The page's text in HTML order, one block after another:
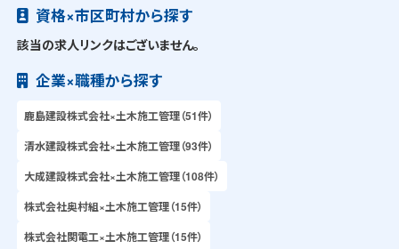
資格×市区町村から探す
該当の求人リンクはございません。
企業×職種から探す
鹿島建設株式会社×土木施工管理（51件）
清水建設株式会社×土木施工管理（93件）
大成建設株式会社×土木施工管理（108件）
株式会社奥村組×土木施工管理（15件）
株式会社関電工×土木施工管理（15件）